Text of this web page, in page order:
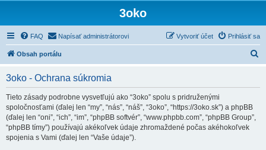
3oko
FAQ Napísať administrátorovi Prihlásiť sa
Vytvoriť účet
Obsah portálu
3oko - Ochrana súkromia
Tieto zásady podrobne vysvetľujú ako “3oko” spolu s pridruženými
spoločnosťami (ďalej len “my”, “nás”, “náš”, “3oko”, “https://3oko.sk”) a phpBB
(ďalej len “oni”, “ich”, “im”, “phpBB softvér”, “www.phpbb.com”, “phpBB Group”,
“phpBB tímy”) používajú akékoľvek údaje zhromaždené počas akéhokoľvek
spojenia s Vami (ďalej len “Vaše údaje”).